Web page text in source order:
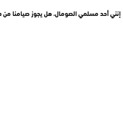
إنني أحد مسلمي الصومال، هل يجوز صيامنا